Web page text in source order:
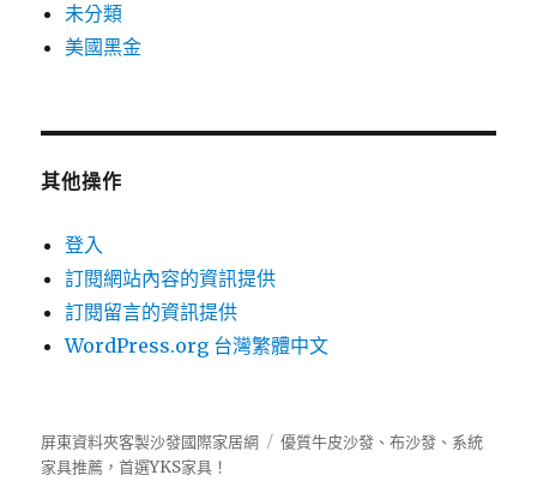
未分類
美國黑金
其他操作
登入
訂閱網站內容的資訊提供
訂閱留言的資訊提供
WordPress.org 台灣繁體中文
屏東資料夾客製沙發國際家居網
優質牛皮沙發、布沙發、系統
家具推薦，首選YKS家具！